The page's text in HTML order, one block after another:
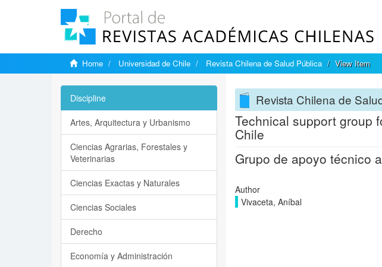
Home Universidad de Chile Revista Chilena de Salud Pública View Item
Revista Chilena de
Technical support group
Chile
Grupo de apoyo técnico
Author
Vivaceta, Aníbal
Discipline
Artes, Arquitectura y Urbanismo
Ciencias Agrarias, Forestales y
Veterinarias
Ciencias Exactas y Naturales
Ciencias Sociales
Derecho
Economía y Administración